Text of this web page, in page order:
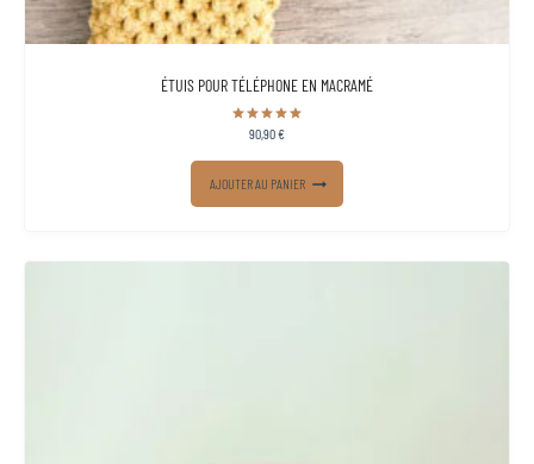
ÉTUIS POUR TÉLÉPHONE EN MACRAMÉ
Note
sur 5
90,90€
AJOUTER AU PANIER